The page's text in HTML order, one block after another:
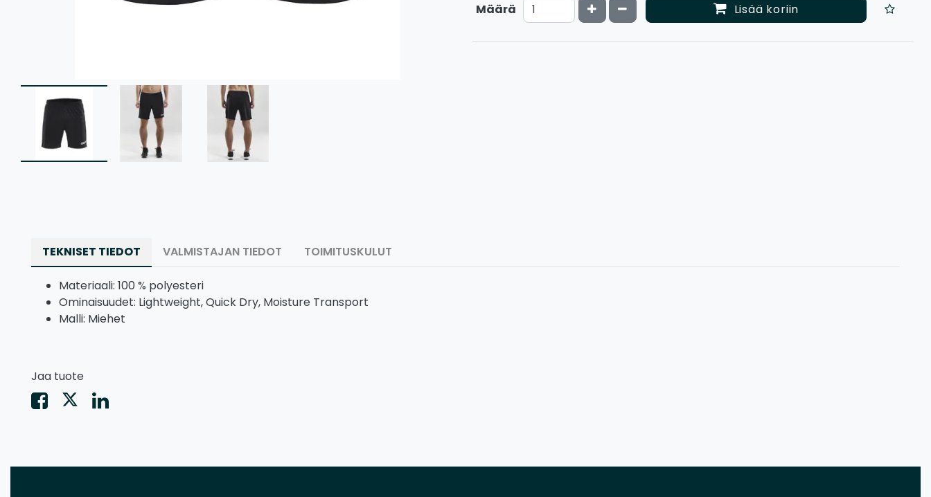
Määrä Kasvata määrää
Vähennä määrää Lisää koriin
TEKNISET TIEDOT VALMISTAJAN TIEDOT TOIMITUSKULUT
Materiaali: 100 % polyesteri
Ominaisuudet: Lightweight, Quick Dry, Moisture Transport
Malli: Miehet
Jaa tuote